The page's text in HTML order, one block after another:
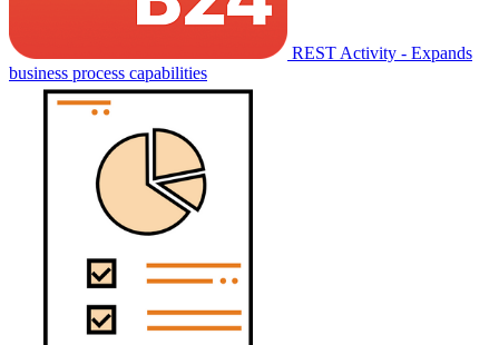
REST Activity - Expands
business process capabilities